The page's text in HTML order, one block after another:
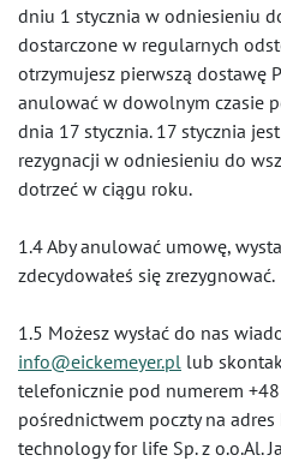
dniu 1 stycznia w odniesieniu
dostarczone w regularnych
otrzymujesz pierwszą dostawę
anulować w dowolnym czasie
dnia 17 stycznia. 17 stycznia
rezygnacji w odniesieniu do
dotrzeć w ciągu roku.
1.4 Aby anulować umowę,
zdecydowałeś się zrezygnować.
1.5 Możesz wysłać do nas
info@eickemeyer.pl lub
telefonicznie pod numerem
pośrednictwem poczty na adres
technology for life Sp. z o.o.Al.